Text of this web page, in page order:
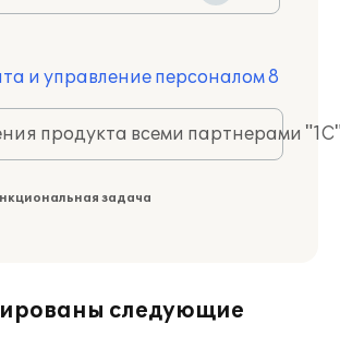
и управление персоналом 8
продукта всеми партнерами
задача
следующие